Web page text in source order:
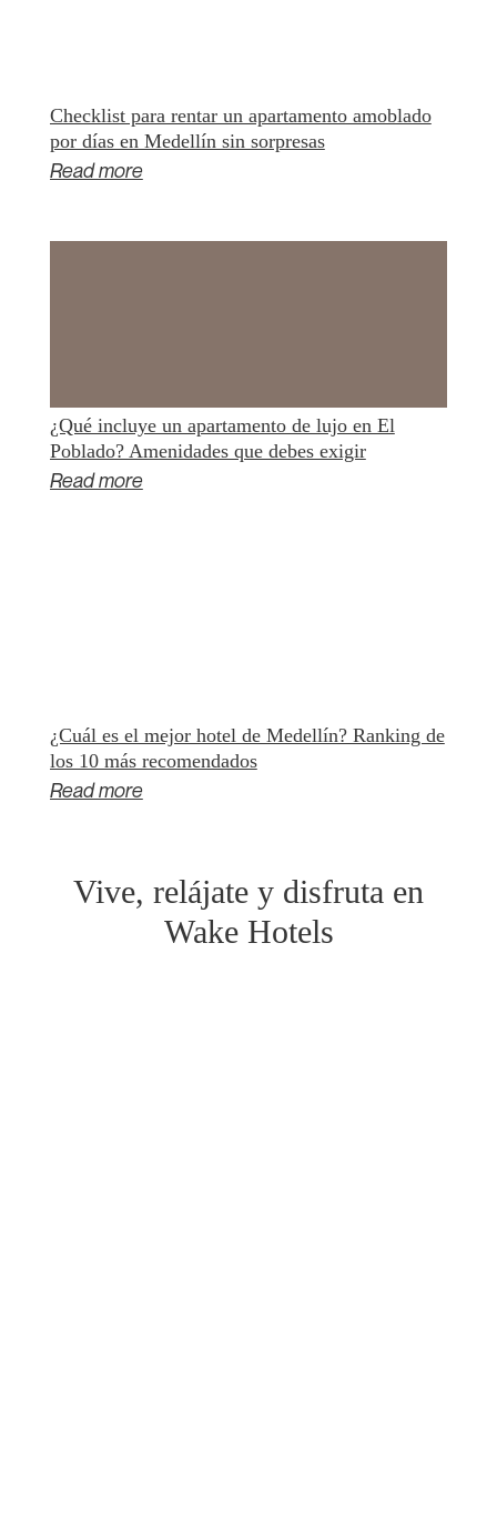
Checklist para rentar un apartamento amoblado
por días en Medellín sin sorpresas
Read more
¿Qué incluye un apartamento de lujo en El
Poblado? Amenidades que debes exigir
Read more
¿Cuál es el mejor hotel de Medellín? Ranking de
los 10 más recomendados
Read more
Vive, relájate y disfruta en
Wake Hotels